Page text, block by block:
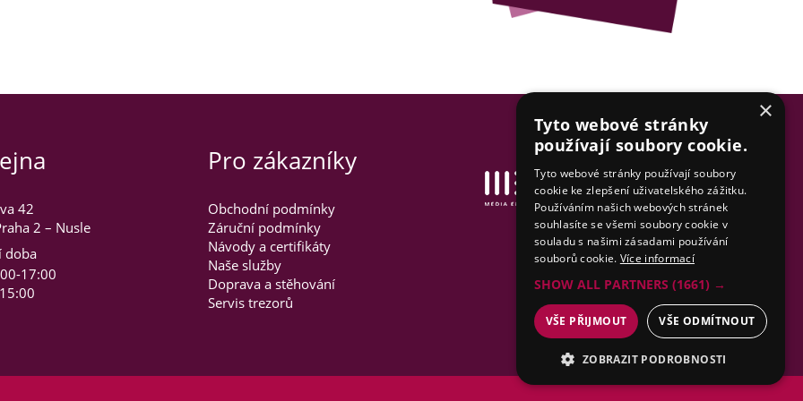
42
2 – Nusle
doba
17:00
Pro zákazníky
Obchodní podmínky
Záruční podmínky
Návody a certifikáty
Naše služby
Doprava a stěhování
Servis trezorů
Tvorba www stránek
& SEO by MEDIA ENERGY
Mapa stránek
×
Tyto webové stránky
používají soubory cookie.
Tyto webové stránky používají soubory
cookie ke zlepšení uživatelského zážitku.
Používáním našich webových stránek
souhlasíte se všemi soubory cookie v
souladu s našimi zásadami používání
souborů cookie. Více informací
SHOW ALL PARTNERS (1661) →
VŠE PŘIJMOUT VŠE ODMÍTNOUT
ZOBRAZIT PODROBNOSTI
NEZBYTNÉ